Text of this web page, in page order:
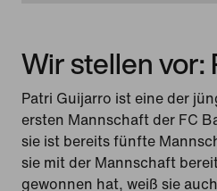
Wir stellen vor:
Patri Guijarro ist eine der
ersten Mannschaft der FC
sie ist bereits fünfte
sie mit der Mannschaft
gewonnen hat, weiß sie